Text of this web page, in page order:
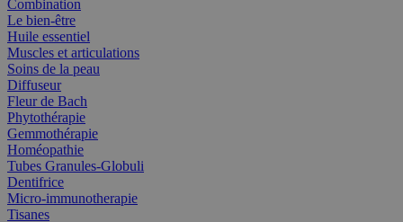
Combination
Le bien-être
Huile essentiel
Muscles et articulations
Soins de la peau
Diffuseur
Fleur de Bach
Phytothérapie
Gemmothérapie
Homéopathie
Tubes Granules-Globuli
Dentifrice
Micro-immunotherapie
Tisanes